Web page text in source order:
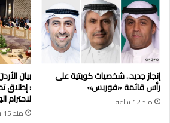
إنجاز جديد.. شخصيات كويتية على
رأس قائمة «فوربس»
منذ 12 ساعة
بيان
: إطلاق
لاحترام
منذ 15 ساعة